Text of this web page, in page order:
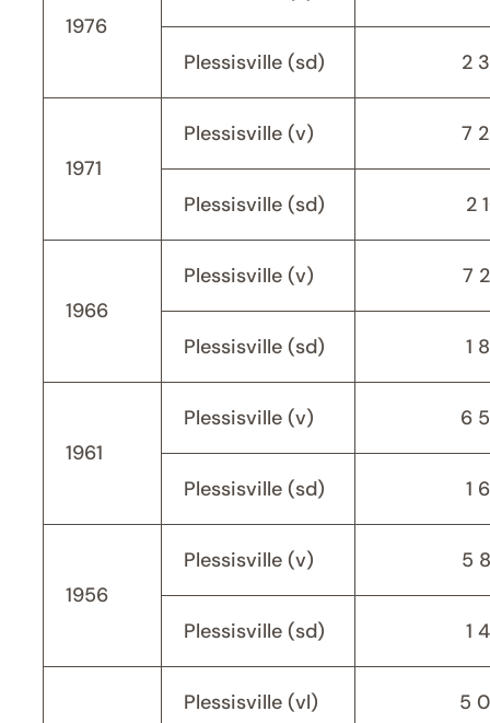
1976
Plessisville (sd) 2
1971
Plessisville (v) 7
Plessisville (sd) 2
1966
Plessisville (v) 7
Plessisville (sd) 1
1961
Plessisville (v) 6
Plessisville (sd) 1
1956
Plessisville (v) 5
Plessisville (sd) 1
Plessisville (vl) 5